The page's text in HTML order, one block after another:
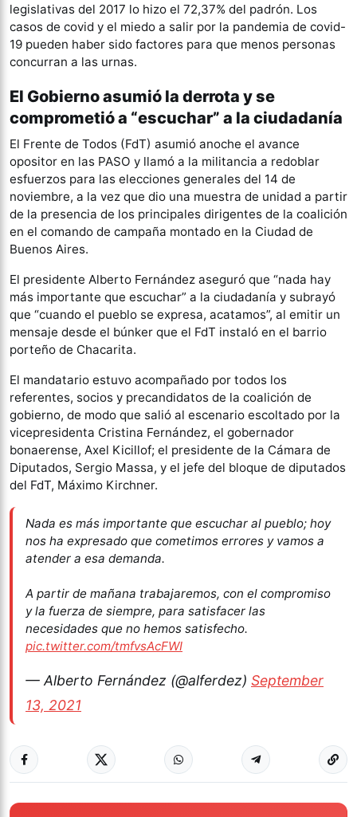
legislativas del 2017 lo hizo el 72,37% del padrón. Los
casos de covid y el miedo a salir por la pandemia de covid-
19 pueden haber sido factores para que menos personas
concurran a las urnas.
El Gobierno asumió la derrota y se
comprometió a “escuchar” a la ciudadanía
El Frente de Todos (FdT) asumió anoche el avance
opositor en las PASO y llamó a la militancia a redoblar
esfuerzos para las elecciones generales del 14 de
noviembre, a la vez que dio una muestra de unidad a partir
de la presencia de los principales dirigentes de la coalición
en el comando de campaña montado en la Ciudad de
Buenos Aires.
El presidente Alberto Fernández aseguró que “nada hay
más importante que escuchar” a la ciudadanía y subrayó
que “cuando el pueblo se expresa, acatamos”, al emitir un
mensaje desde el búnker que el FdT instaló en el barrio
porteño de Chacarita.
El mandatario estuvo acompañado por todos los
referentes, socios y precandidatos de la coalición de
gobierno, de modo que salió al escenario escoltado por la
vicepresidenta Cristina Fernández, el gobernador
bonaerense, Axel Kicillof; el presidente de la Cámara de
Diputados, Sergio Massa, y el jefe del bloque de diputados
del FdT, Máximo Kirchner.
Nada es más importante que escuchar al pueblo; hoy
nos ha expresado que cometimos errores y vamos a
atender a esa demanda.
A partir de mañana trabajaremos, con el compromiso
y la fuerza de siempre, para satisfacer las
necesidades que no hemos satisfecho.
pic.twitter.com/tmfvsAcFWI
— Alberto Fernández (@alferdez) September
13, 2021